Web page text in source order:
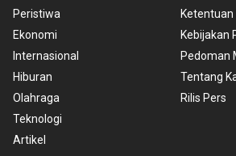
Peristiwa
Ekonomi
Internasional
Hiburan
Olahraga
Teknologi
Artikel
Kebijakan
Pedoman
Tentang
Rilis Pers